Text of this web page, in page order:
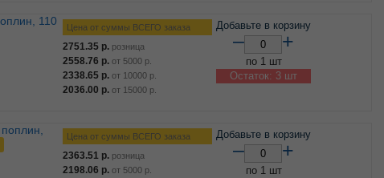
Цена от суммы ВСЕГО заказа
2751.35 р. розница
2558.76 р. от 5000 р.
2338.65 р. от 10000 р.
2036.00 р. от 15000 р.
Добавьте в корзину
– +
по 1 шт
Остаток: 3 шт
Цена от суммы ВСЕГО заказа
2363.51 р. розница
2198.06 р. от 5000 р.
Добавьте в корзину
– +
по 1 шт